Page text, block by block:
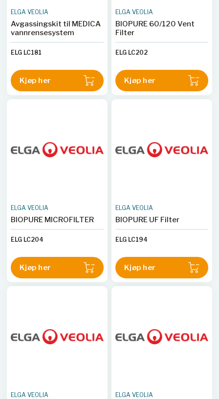
ELGA VEOLIA
Avgassingskit til MEDICA
vannrensesystem
ELG LC181
Kjøp her
ELGA VEOLIA
BIOPURE 60/120 Vent
Filter
ELG LC202
Kjøp her
ELGA VEOLIA
BIOPURE MICROFILTER
ELG LC204
Kjøp her
ELGA VEOLIA
BIOPURE UF Filter
ELG LC194
Kjøp her
ELGA VEOLIA ELGA VEOLIA